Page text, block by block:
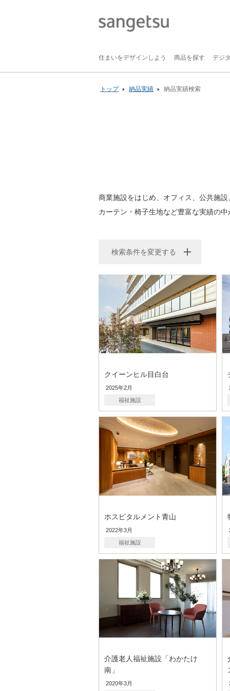
住まいをデザインしよう 商品を探す デジ
トップ 納品実績 納品実績検索
商業施設をはじめ、オフィス、公共施
カーテン・椅子生地など豊富な実績の
検索条件を変更する
クイーンヒル目白台
2025年2月
福祉施設
ホスピタルメント青山
2022年3月
福祉施設
介護老人福祉施設「わかたけ
南」
2020年3月